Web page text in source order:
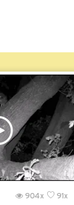
91x
904x